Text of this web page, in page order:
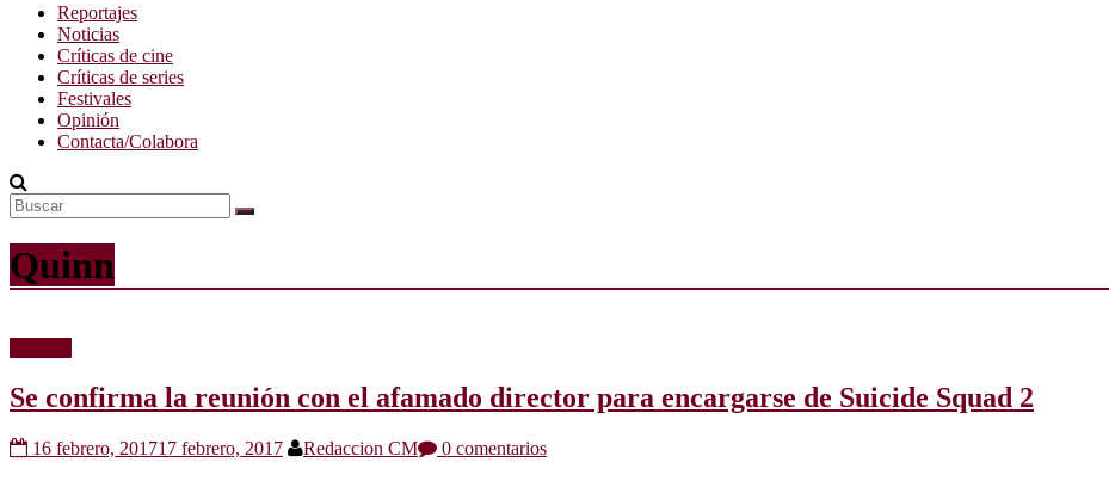
Reportajes
Noticias
Críticas de cine
Críticas de series
Festivales
Opinión
Contacta/Colabora
Quinn
Se confirma la reunión con el afamado director para encargarse de Suicide Squad 2
16 febrero, 201717 febrero, 2017 Redaccion CM
0 comentarios